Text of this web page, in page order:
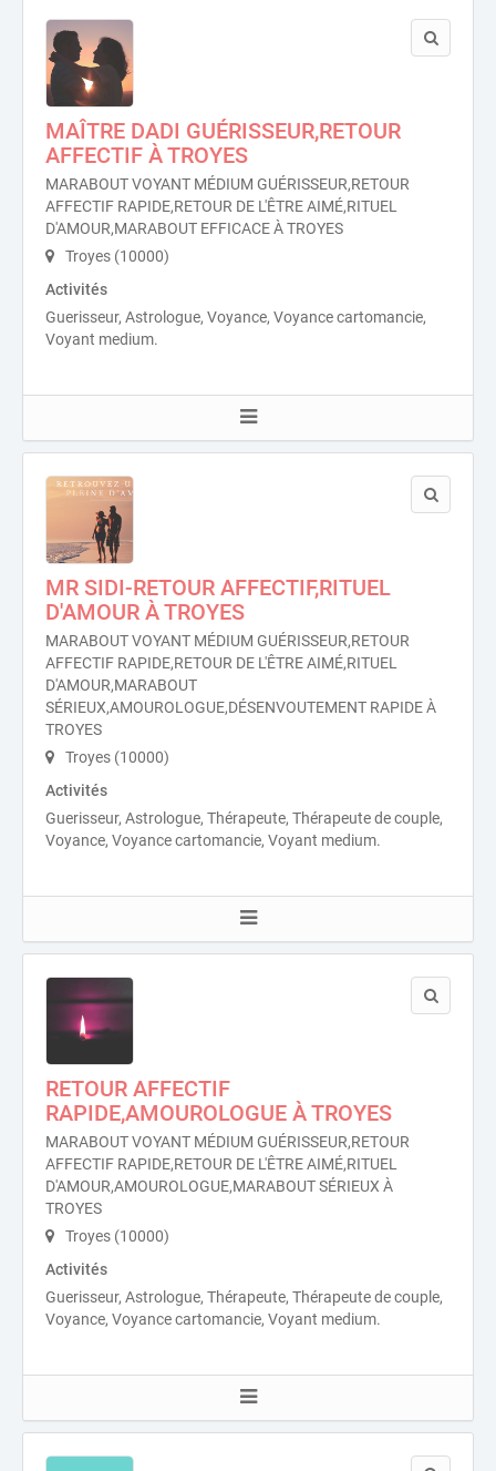
MAÎTRE DADI GUÉRISSEUR,RETOUR
AFFECTIF À TROYES
MARABOUT VOYANT MÉDIUM GUÉRISSEUR,RETOUR
AFFECTIF RAPIDE,RETOUR DE L'ÊTRE AIMÉ,RITUEL
D'AMOUR,MARABOUT EFFICACE À TROYES
Troyes (10000)
Activités
Guerisseur, Astrologue, Voyance, Voyance cartomancie,
Voyant medium.
MR SIDI-RETOUR AFFECTIF,RITUEL
D'AMOUR À TROYES
MARABOUT VOYANT MÉDIUM GUÉRISSEUR,RETOUR
AFFECTIF RAPIDE,RETOUR DE L'ÊTRE AIMÉ,RITUEL
D'AMOUR,MARABOUT
SÉRIEUX,AMOUROLOGUE,DÉSENVOUTEMENT RAPIDE À
TROYES
Troyes (10000)
Activités
Guerisseur, Astrologue, Thérapeute, Thérapeute de couple,
Voyance, Voyance cartomancie, Voyant medium.
RETOUR AFFECTIF
RAPIDE,AMOUROLOGUE À TROYES
MARABOUT VOYANT MÉDIUM GUÉRISSEUR,RETOUR
AFFECTIF RAPIDE,RETOUR DE L'ÊTRE AIMÉ,RITUEL
D'AMOUR,AMOUROLOGUE,MARABOUT SÉRIEUX À
TROYES
Troyes (10000)
Activités
Guerisseur, Astrologue, Thérapeute, Thérapeute de couple,
Voyance, Voyance cartomancie, Voyant medium.